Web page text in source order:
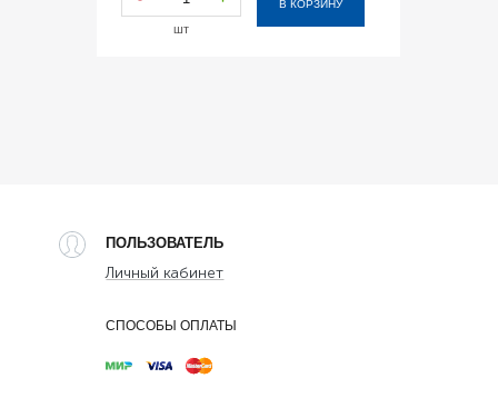
шт
В КОРЗИНУ
ПОЛЬЗОВАТЕЛЬ
Личный кабинет
СПОСОБЫ ОПЛАТЫ